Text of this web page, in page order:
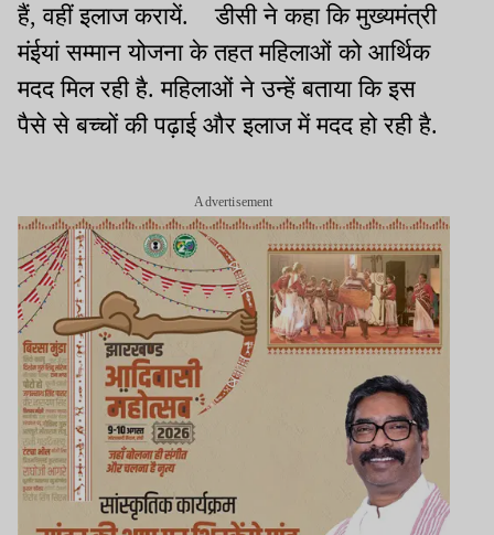
हैं, वहीं इलाज करायें. डीसी ने कहा कि मुख्यमंत्री
मंईयां सम्मान योजना के तहत महिलाओं को आर्थिक
मदद मिल रही है. महिलाओं ने उन्हें बताया कि इस
पैसे से बच्चों की पढ़ाई और इलाज में मदद हो रही है.
Advertisement